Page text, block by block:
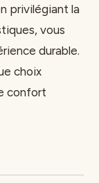
privilégiant la
vous
durable.
choix
confort